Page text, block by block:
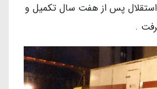
پس از هفت سال تکمیل و
.